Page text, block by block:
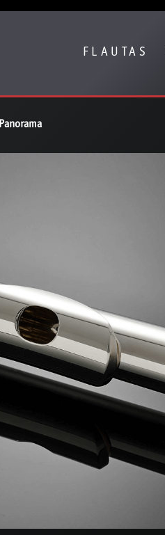
FLAUTAS
Panorama